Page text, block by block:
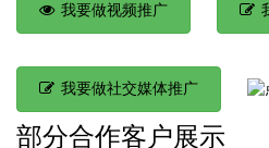
我要做视频推广
我要做社交媒体推广
部分合作客户展示